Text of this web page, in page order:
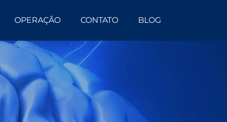
OPERAÇÃO CONTATO BLOG